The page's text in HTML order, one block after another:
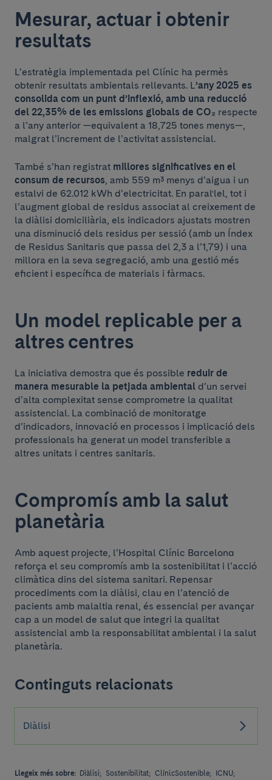
Mesurar, actuar i obtenir
resultats
L’estratègia implementada pel Clínic ha permès
obtenir resultats ambientals rellevants. L’any 2025 es
consolida com un punt d’inflexió, amb una reducció
del 22,35% de les emissions globals de CO₂ respecte
a l’any anterior —equivalent a 18,725 tones menys—,
malgrat l’increment de l’activitat assistencial.
També s’han registrat millores significatives en el
consum de recursos, amb 559 m³ menys d’aigua i un
estalvi de 62.012 kWh d’electricitat. En paral·lel, tot i
l’augment global de residus associat al creixement de
la diàlisi domiciliària, els indicadors ajustats mostren
una disminució dels residus per sessió (amb un Índex
de Residus Sanitaris que passa del 2,3 a l’1,79) i una
millora en la seva segregació, amb una gestió més
eficient i específica de materials i fàrmacs.
Un model replicable per a
altres centres
La iniciativa demostra que és possible reduir de
manera mesurable la petjada ambiental d’un servei
d’alta complexitat sense comprometre la qualitat
assistencial. La combinació de monitoratge
d’indicadors, innovació en processos i implicació dels
professionals ha generat un model transferible a
altres unitats i centres sanitaris.
Compromís amb la salut
planetària
Amb aquest projecte, l’Hospital Clínic Barcelona
reforça el seu compromís amb la sostenibilitat i l’acció
climàtica dins del sistema sanitari. Repensar
procediments com la diàlisi, clau en l’atenció de
pacients amb malaltia renal, és essencial per avançar
cap a un model de salut que integri la qualitat
assistencial amb la responsabilitat ambiental i la salut
planetària.
Continguts relacionats
Diàlisi
Llegeix més sobre: Diàlisi; Sostenibilitat; ClínicSostenible;
ICNU;